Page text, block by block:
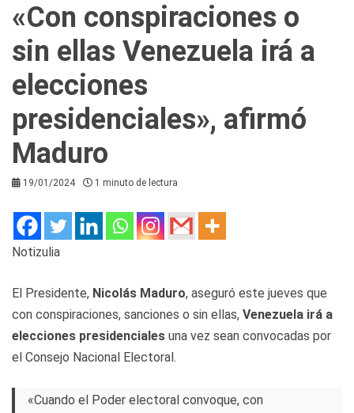
«Con conspiraciones o
sin ellas Venezuela irá a
elecciones
presidenciales», afirmó
Maduro
19/01/2024 1 minuto de lectura
Notizulia
El Presidente, Nicolás Maduro, aseguró este jueves que
con conspiraciones, sanciones o sin ellas, Venezuela irá a
elecciones presidenciales una vez sean convocadas por
el Consejo Nacional Electoral.
«Cuando el Poder electoral convoque, con